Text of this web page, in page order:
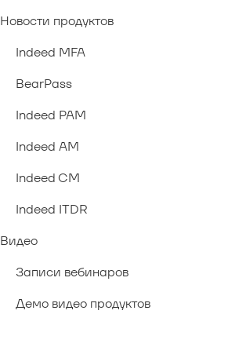
Новости продуктов
Indeed MFA
BearPass
Indeed PAM
Indeed AM
Indeed CM
Indeed ITDR
Видео
Записи вебинаров
Демо видео продуктов